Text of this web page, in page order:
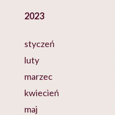
2023
styczeń
luty
marzec
kwiecień
maj